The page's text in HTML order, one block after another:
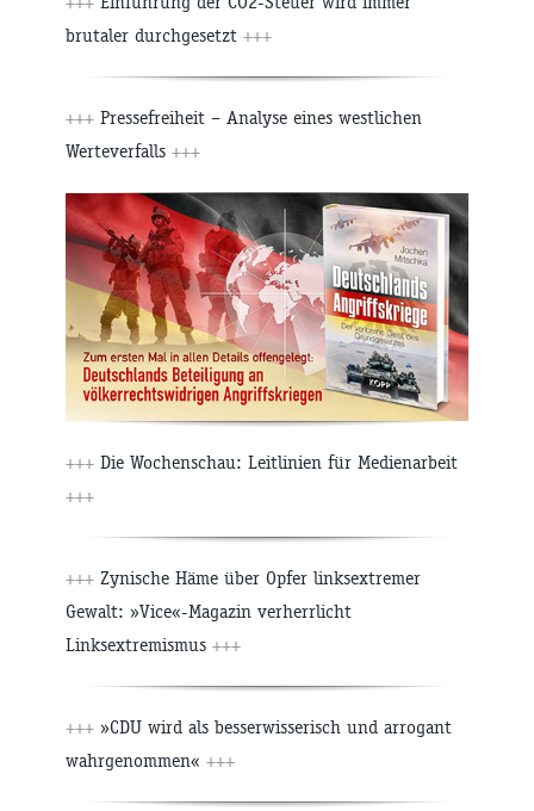
brutaler durchgesetzt +++
+++ Pressefreiheit – Analyse eines westlichen
Werteverfalls +++
+++ Die Wochenschau: Leitlinien für Medienarbeit
+++
+++ Zynische Häme über Opfer linksextremer
Gewalt: »Vice«-Magazin verherrlicht
Linksextremismus +++
+++ »CDU wird als besserwisserisch und arrogant
wahrgenommen« +++